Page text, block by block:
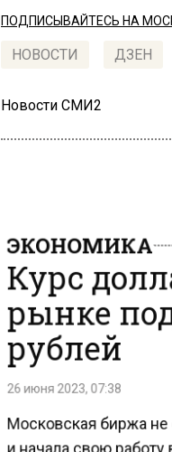
ПОДПИСЫВАЙТЕСЬ НА
НОВОСТИ ДЗЕН
Новости СМИ2
ЭКОНОМИКА
Курс
рынке
рублей
26 июня 2023, 07:38
Московская биржа не
и начала свою